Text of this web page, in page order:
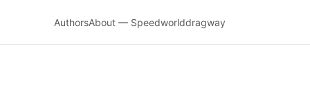
AuthorsAbout — Speedworlddragway